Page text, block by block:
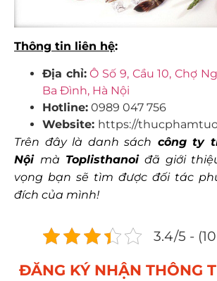
Thông tin liên hệ:
Địa chỉ: Ô Số 9, Cầu 10, Chợ
Ba Đình, Hà Nội
Hotline: 0989 047 756
Website: https://
Trên đây là danh sách công ty
Nội mà Toplisthanoiđã giới
vọng bạn sẽ tìm được đối tác
đích của mình!
3.4/5 -
ĐĂNG KÝ NHẬN THÔNG